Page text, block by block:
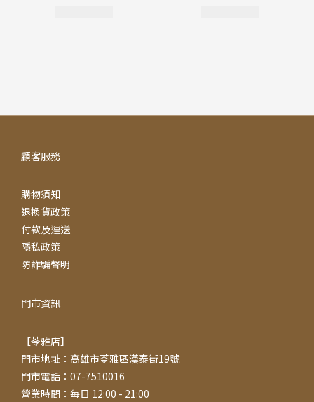
顧客服務
購物須知
退換貨政策
付款及運送
隱私政策
防詐騙聲明
門市資訊
【苓雅店】
門市地址：高雄市苓雅區漢泰街19號
門市電話：07-7510016
營業時間：每日 12:00 - 21:00